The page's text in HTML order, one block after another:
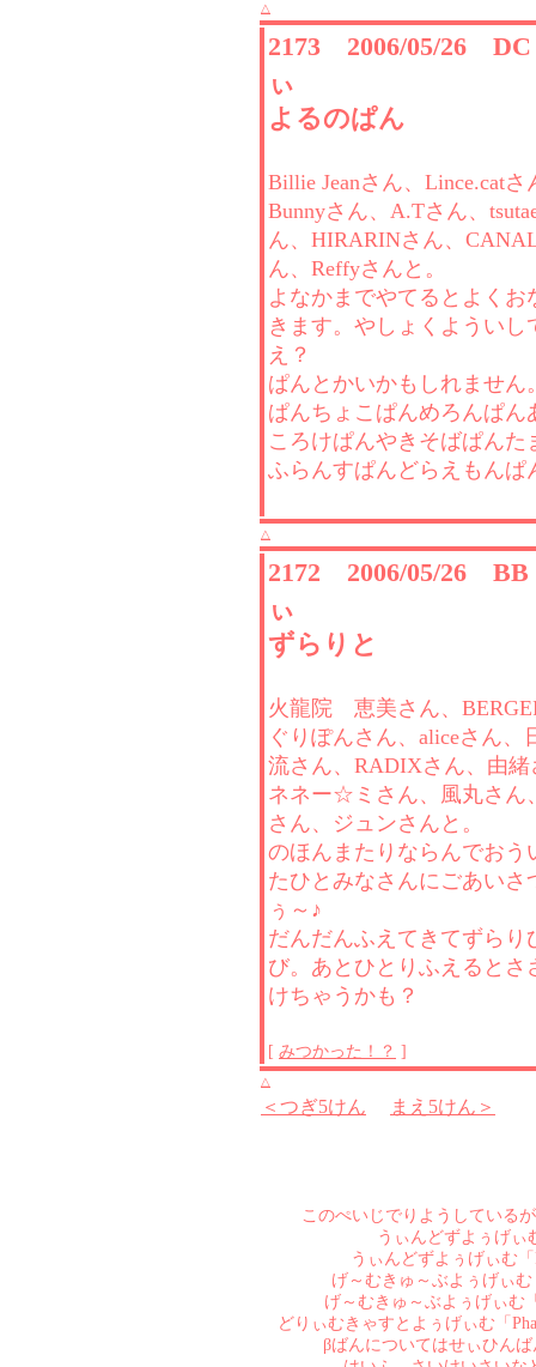
△
2173 2006/05/26
ぃ
よるのぱん
Billie Jeanさん、Lince.catさ
Bunnyさん、A.Tさん、
ん、HIRARINさん、
ん、Reffyさんと。
よなかまでやてるとよくお
きます。やしょくよういし
え？
ぱんとかいかもしれません
ぱんちょこぱんめろんぱん
ころけぱんやきそばぱんた
ふらんすぱんどらえもんぱ
△
2172 2006/05/26
ぃ
ずらりと
火龍院 恵美さん、
ぐりぽんさん、aliceさん
流さん、RADIXさん、由緒
ネネー☆ミさん、風丸さん
さん、ジュンさんと。
のほんまたりならんでおう
たひとみなさんにごあいさ
ぅ～♪
だんだんふえてきてずらり
び。あとひとりふえるとさ
けちゃうかも？
[ みつかった！？ ]
△
＜つぎ5けん まえ5けん＞
このぺいじでりようしている
うぃんどずよぅげぃ
うぃんどずよぅげぃむ「
げ～むきゅ～ぶよぅげぃむ
げ～むきゅ～ぶよぅげぃむ
どりぃむきゃすとよぅげぃむ「
βばんについてはせぃひん